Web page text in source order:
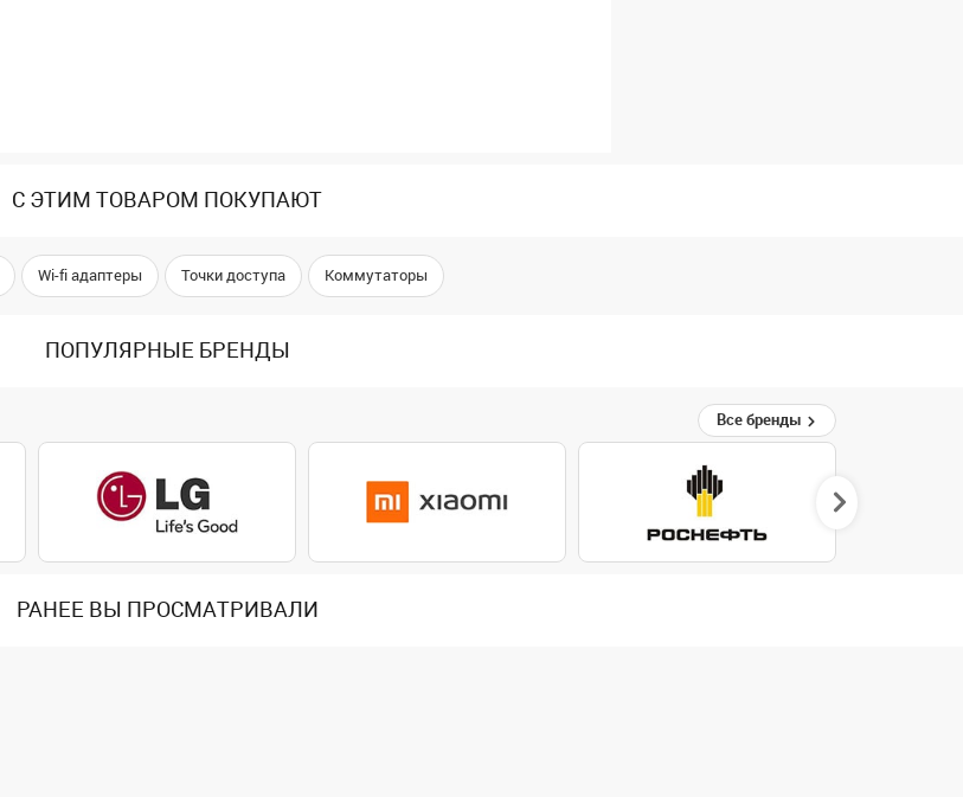
С ЭТИМ ТОВАРОМ ПОКУПАЮТ
Wi-fi адаптеры Точки доступа Коммутаторы
ПОПУЛЯРНЫЕ БРЕНДЫ
Все бренды
РАНЕЕ ВЫ ПРОСМАТРИВАЛИ